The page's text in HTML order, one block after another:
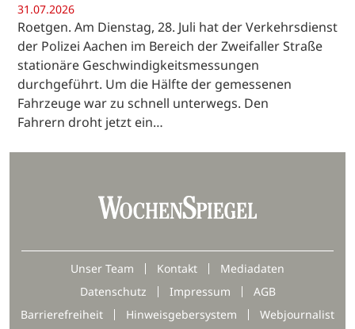
31.07.2026
Roetgen. Am Dienstag, 28. Juli hat der Verkehrsdienst
der Polizei Aachen im Bereich der Zweifaller Straße
stationäre Geschwindigkeitsmessungen
durchgeführt. Um die Hälfte der gemessenen
Fahrzeuge war zu schnell unterwegs. Den
Fahrern droht jetzt ein…
Unser Team Kontakt
Mediadaten
Datenschutz
Impressum
AGB
Barrierefreiheit
Hinweisgebersystem Webjournalist